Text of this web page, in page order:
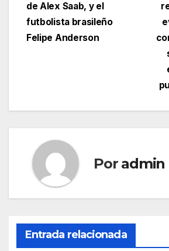
de Alex Saab, y el
futbolista brasileño
Felipe Anderson
Por admin
Entrada relacionada